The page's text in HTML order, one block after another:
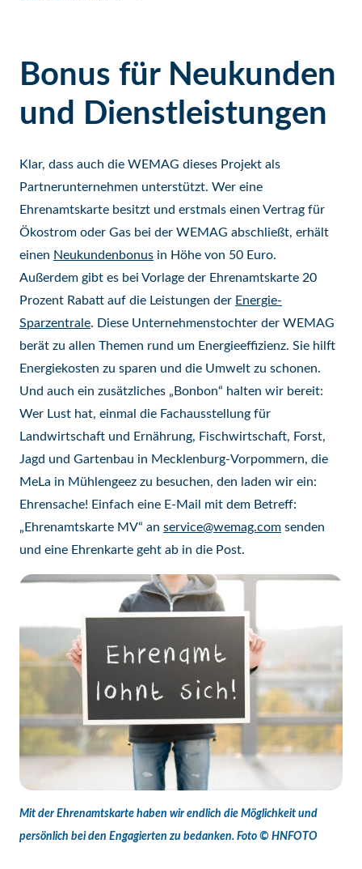
Bonus für Neukunden
und Dienstleistungen
Klar, dass auch die WEMAG dieses Projekt als
Partnerunternehmen unterstützt. Wer eine
Ehrenamtskarte besitzt und erstmals einen Vertrag für
Ökostrom oder Gas bei der WEMAG abschließt, erhält
einen Neukundenbonus in Höhe von 50 Euro.
Außerdem gibt es bei Vorlage der Ehrenamtskarte 20
Prozent Rabatt auf die Leistungen der Energie-
Sparzentrale. Diese Unternehmenstochter der WEMAG
berät zu allen Themen rund um Energieeffizienz. Sie hilft
Energiekosten zu sparen und die Umwelt zu schonen.
Und auch ein zusätzliches „Bonbon“ halten wir bereit:
Wer Lust hat, einmal die Fachausstellung für
Landwirtschaft und Ernährung, Fischwirtschaft, Forst,
Jagd und Gartenbau in Mecklenburg-Vorpommern, die
MeLa in Mühlengeez zu besuchen, den laden wir ein:
Ehrensache! Einfach eine E-Mail mit dem Betreff:
„Ehrenamtskarte MV“ an service@wemag.com senden
und eine Ehrenkarte geht ab in die Post.
Mit der Ehrenamtskarte haben wir endlich die Möglichkeit und
persönlich bei den Engagierten zu bedanken. Foto © HNFOTO